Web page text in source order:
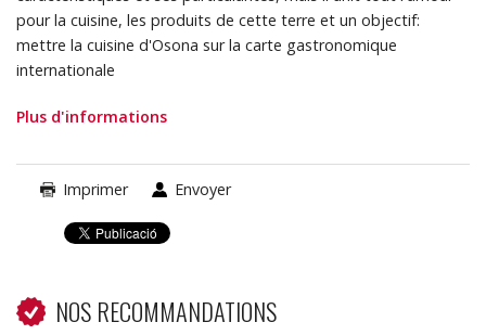
pour la cuisine, les produits de cette terre et un objectif:
mettre la cuisine d'Osona sur la carte gastronomique
internationale
Plus d'informations
Imprimer Envoyer
NOS RECOMMANDATIONS